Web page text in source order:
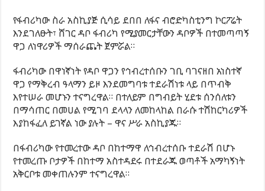
የፋብሪካው ስራ አስኪያጅ ሲሳይ ደበበ ለፋና ብሮድካስቲንግ ኮርፖሬት
እንደገለፁት፣ ሸገር ዳቦ ፋብሪካ የሚያመርታቸውን ዳቦዎች በተመጣጣኝ
ዋጋ ለነዋሪዎች ማሰራጨት ጀምሯል።
ፋብሪካው በዋነኛነት የዳቦ ዋጋን የኅብረተሰቡን ገቢ ባገናዘበ አነስተኛ
ዋጋ የማቅረብ ዓላማን ይዞ እንደመግባቱ ተደራሽነቱ ላይ በጥብቅ
እየተሠራ መሆኑን ተናግረዋል። በተለይም በግብይት ሂደቱ ሰንሰለቱን
በማሳጠር በመሀል የሚገባ ደላላን ለመከላከል በራሱ ተሽከርካሪዎች
እያከፋፈለ ይገኛል ነው ያሉት – ዋና ሥራ አስኪያጁ።
በፋብሪካው የተመረተው ዳቦ በከተማዋ ለኅብረተሰቡ ተደራሽ በሆኑ
የተመረጡ ቦታዎች በከተማ አስተዳደሩ በተደራጁ ወጣቶች አማካኝነት
አቅርቦቱ መቀጠሉንም ተናግረዋል።